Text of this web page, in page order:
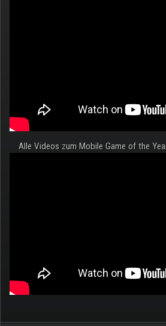
Alle Videos zum Mobile Game of the
.